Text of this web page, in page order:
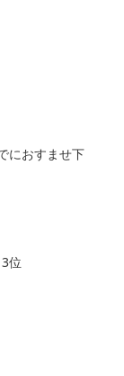
におすませ下
位